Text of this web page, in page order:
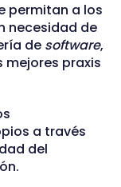
permitan a los
necesidad de
de software,
mejores praxis
a través
del